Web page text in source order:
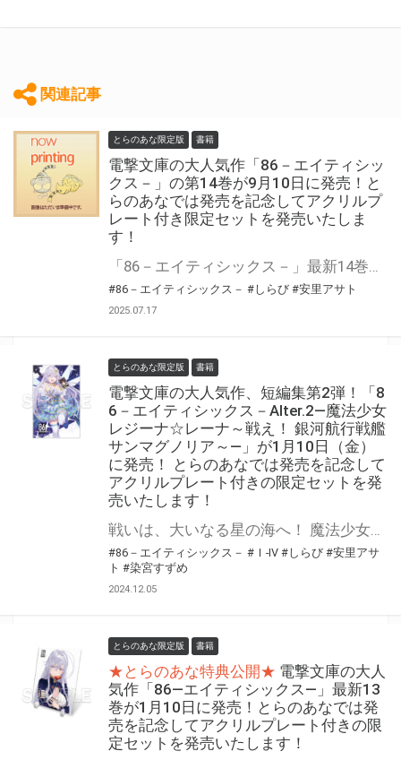
関連記事
とらのあな限定版 書籍
電撃文庫の大人気作「86－エイティシッ
クス－」の第14巻が9月10日に発売！と
らのあなでは発売を記念してアクリルプ
レート付き限定セットを発売いたしま
す！
「86－エイティシックス－」最新14巻が9月10日に発売！ とらのあなでは発売を記念して「アクリルプレート付き限定セット」を発売いたします。 数量限定となりますので是非お早めにお求めください！
#86－エイティシックス－ #しらび #安里アサト
2025.07.17
とらのあな限定版 書籍
電撃文庫の大人気作、短編集第2弾！「8
6－エイティシックス－Alter.2―魔法少女
レジーナ☆レーナ～戦え！ 銀河航行戦艦
サンマグノリア～―」が1月10日（金）
に発売！ とらのあなでは発売を記念して
アクリルプレート付きの限定セットを発
売いたします！
戦いは、大いなる星の海へ！ 魔法少女レーナの戦いが、今始まる……！ 電撃文庫の大人気作、短編集第2弾！「86－エイティシックス－Alter.2―魔法少女レジーナ☆レーナ～戦え！ 銀河航行戦艦サンマグノリア～―」が2025年1月10日（金）に発売！ とらのあなでは発売を記念して「アクリルプレート」付き限定セットを発売いたします！ 是非この機会にお買い求めください！
#86－エイティシックス－ #Ｉ-IV #しらび #安里アサ
ト #染宮すずめ
2024.12.05
とらのあな限定版 書籍
★とらのあな特典公開★ 電撃文庫の大人
気作「86―エイティシックス―」最新13
巻が1月10日に発売！とらのあなでは発
売を記念してアクリルプレート付きの限
定セットを発売いたします！